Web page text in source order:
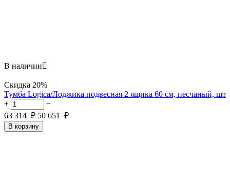
В наличии
Скидка 20%
Тумба Logica/Лоджика подвесная 2 ящика 60 см, песчаный, шт
+
−
63 314 ₽ 50 651 ₽
В корзину